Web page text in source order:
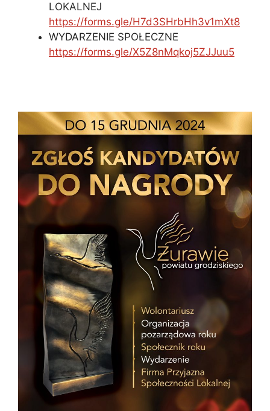
LOKALNEJ
https://forms.gle/H7d3SHrbHh3v1mXt8
WYDARZENIE SPOŁECZNE
https://forms.gle/X5Z8nMqkoj5ZJJuu5